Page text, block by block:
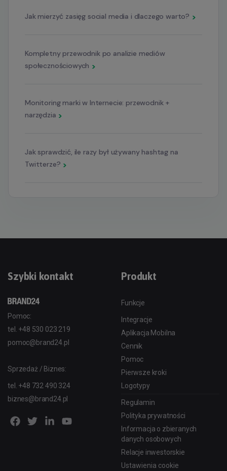
Jak mierzyć zasięg social media i dlaczego warto? >
Kompletny przewodnik po analizie mediów
społecznościowych >
Monitoring marki w Internecie: przewodnik +
narzędzia >
Jak sprawdzić, ile razy był używany hashtag na
Twitterze? >
Szybki kontakt
Pomoc:
tel. +48 530 023 219
pomoc@brand24.pl
Sprzedaż / Biznes:
tel. +48 732 490 324
biznes@brand24.pl
Produkt
Funkcje
Integracje
Aplikacja Mobilna
Cennik
Pomoc
Pierwsze kroki
Logotypy
Regulamin
Polityka prywatności
Informacja o zbieranych
danych osobowych
Relacje inwestorskie
Ustawienia cookie